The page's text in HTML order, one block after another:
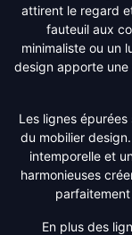
attirent le regard
fauteuil aux
minimaliste ou un
design apporte une
Les lignes
du mobilier
intemporelle et
harmonieuses
parfaitement
En plus des